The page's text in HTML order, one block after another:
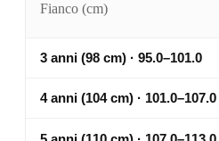
Fianco (cm)
3 anni (98 cm) · 95.0–101.0
4 anni (104 cm) · 101.0–107.0